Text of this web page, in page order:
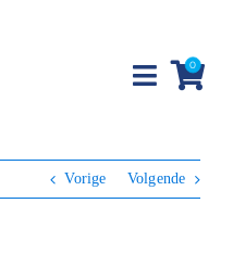
Toggle
0
Vorige Volgende